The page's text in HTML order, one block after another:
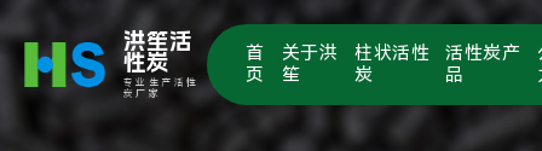
洪笙活
性炭
专业生产活性
炭厂家
首
页
关于洪
笙
柱状活性
炭
活性炭产
品